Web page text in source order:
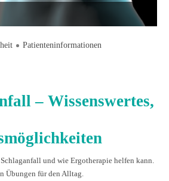
Patienteninformationen
– Wissenswertes,
und wie Ergotherapie helfen kann.
Übungen für den Alltag.